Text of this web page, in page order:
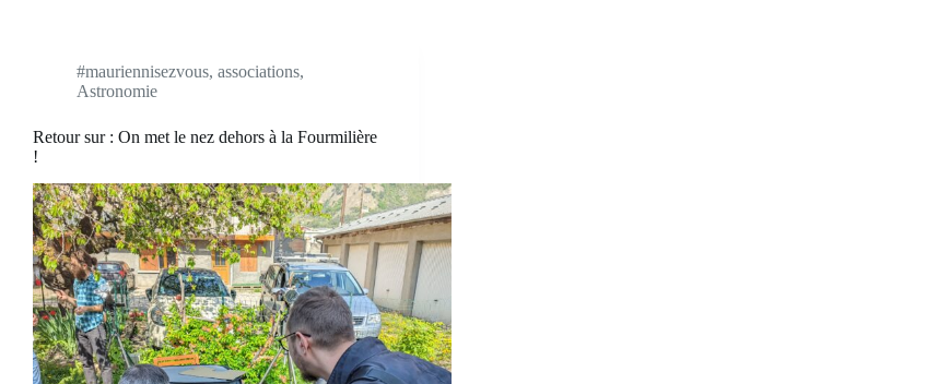
#mauriennisezvous, associations,
Astronomie
Retour sur : On met le nez dehors à la Fourmilière
!